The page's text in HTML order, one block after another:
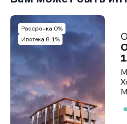
Рассрочка 0%
Ипотека 8.1%